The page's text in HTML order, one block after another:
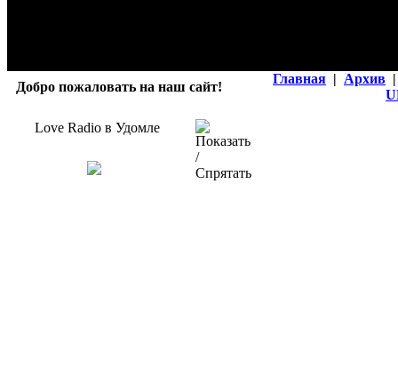
Добро пожаловать на наш сайт!
Главная | Архив |
Love Radio в Удомле